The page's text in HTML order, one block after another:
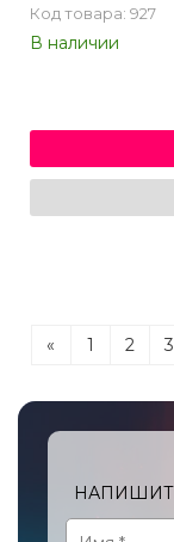
Код товара: 927
В наличии
« 1 2 3